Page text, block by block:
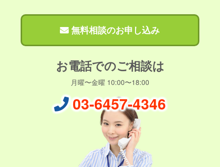
無料相談のお申し込み
お電話でのご相談は
月曜〜金曜 10:00〜18:00
03-6457-4346